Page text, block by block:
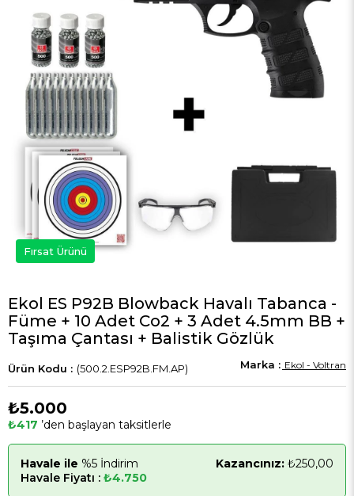
Fırsat Ürünü
Ekol ES P92B Blowback Havalı Tabanca -
Füme + 10 Adet Co2 + 3 Adet 4.5mm BB +
Taşıma Çantası + Balistik Gözlük
(500.2.ESP92B.FM.AP) Ekol - Voltran
₺5.000
₺417 ’den başlayan taksitlerle
Havale ile %5 İndirim Kazancınız: ₺250,00
Havale Fiyatı : ₺4.750